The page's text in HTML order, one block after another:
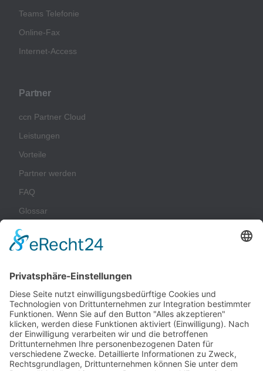
Teams Telefonie
Online-Fax
Internet-Access
Partner
ccn Partner Cloud
Leistungen
Vorteile
Partner werden
FAQ
Glossar
Unternehmen
Impressum
Datenschutz
AGB
Nachhaltigkeit
Kontakt